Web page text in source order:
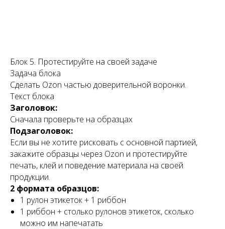
Блок 5. Протестируйте на своей задаче
Задача блока
Сделать Ozon частью доверительной воронки.
Текст блока
Заголовок:
Сначала проверьте на образцах
Подзаголовок:
Если вы не хотите рисковать с основной партией,
закажите образцы через Ozon и протестируйте
печать, клей и поведение материала на своей
продукции.
2 формата образцов:
1 рулон этикеток + 1 риббон
1 риббон + столько рулонов этикеток, сколько
можно им напечатать